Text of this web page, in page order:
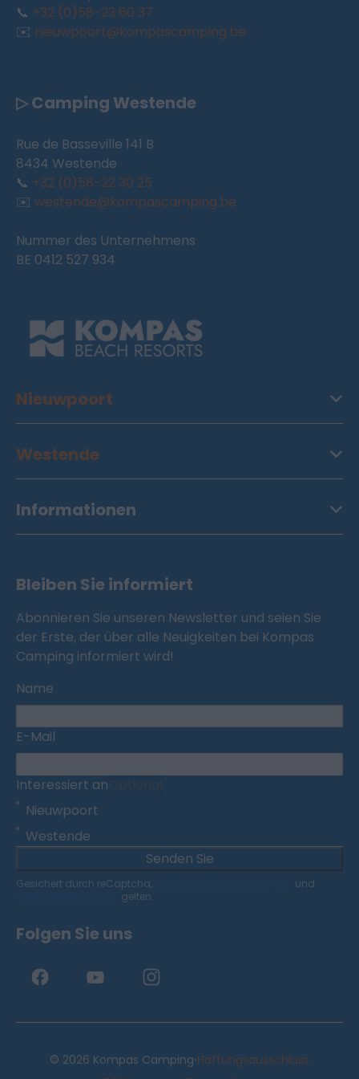
📞 +32 (0)58-23 60 37
✉️ nieuwpoort@kompascamping.be
▷ Camping Westende
Rue de Basseville 141 B
8434 Westende
📞 +32 (0)58-22 30 25
✉️ westende@kompascamping.be
Nummer des Unternehmens
BE 0412 527 934
Nieuwpoort
Westende
Informationen
Bleiben Sie informiert
Abonnieren Sie unseren Newsletter und seien Sie
der Erste, der über alle Neuigkeiten bei Kompas
Camping informiert wird!
Name
E-Mail
Interessiert an
Nieuwpoort
Westende
Senden Sie
Gesichert durch reCaptcha,
und
gelten.
Folgen Sie uns
© 2026 Kompas Camping·Haftungsausschluss